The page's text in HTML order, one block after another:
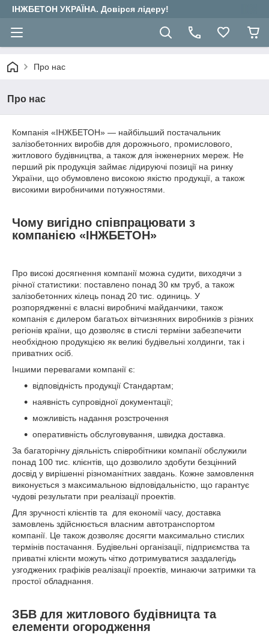
ІНЖБЕТОН УКРАЇНА. Довірся лідеру!
Про нас
Про нас
Компанія «ІНЖБЕТОН» — найбільший постачальник
залізобетонних виробів для дорожнього, промислового,
житлового будівництва, а також для інженерних мереж. Не
перший рік продукція займає лідируючі позиції на ринку
України, що обумовлено високою якістю продукції, а також
високими виробничими потужностями.
Чому вигідно співпрацювати з
компанією «ІНЖБЕТОН»
Про високі досягнення компанії можна судити, виходячи з
річної статистики: поставлено понад 30 км труб, а також
залізобетонних кілець понад 20 тис. одиниць. У
розпорядженні є власні виробничі майданчики, також
компанія є дилером багатьох вітчизняних виробників з різних
регіонів країни, що дозволяє в стислі терміни забезпечити
необхідною продукцією як великі будівельні холдинги, так і
приватних осіб.
Іншими перевагами компанії є:
відповідність продукції Стандартам;
наявність супровідної документації;
можливість надання розстрочення
оперативність обслуговування, швидка доставка.
За багаторічну діяльність співробітники компанії обслужили
понад 100 тис. клієнтів, що дозволило здобути безцінний
досвід у вирішенні різноманітних завдань. Кожне замовлення
виконується з максимальною відповідальністю, що гарантує
чудові результати при реалізації проектів.
Для зручності клієнтів та для економії часу, доставка
замовлень здійснюється власним автотранспортом
компанії. Це також дозволяє досягти максимально стислих
термінів постачання. Будівельні організації, підприємства та
приватні клієнти можуть чітко дотримуватися заздалегідь
узгоджених графіків реалізації проектів, минаючи затримки та
простої обладнання.
ЗБВ для житлового будівницта та
елементи огородження